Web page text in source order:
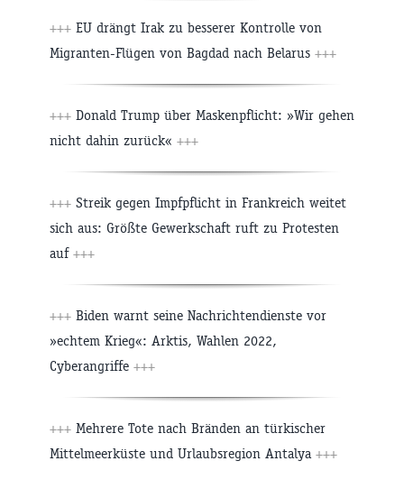
+++ EU drängt Irak zu besserer Kontrolle von
Migranten-Flügen von Bagdad nach Belarus +++
+++ Donald Trump über Maskenpflicht: »Wir gehen
nicht dahin zurück« +++
+++ Streik gegen Impfpflicht in Frankreich weitet
sich aus: Größte Gewerkschaft ruft zu Protesten
auf +++
+++ Biden warnt seine Nachrichtendienste vor
»echtem Krieg«: Arktis, Wahlen 2022,
Cyberangriffe +++
+++ Mehrere Tote nach Bränden an türkischer
Mittelmeerküste und Urlaubsregion Antalya +++